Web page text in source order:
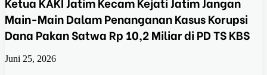
Main-Main Dalam Penanganan Kasus Korupsi
Dana Pakan Satwa Rp 10,2 Miliar di PD TS KBS
Juni 25, 2026